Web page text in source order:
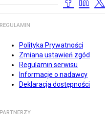
REGULAMIN
Polityka Prywatności
Zmiana ustawień zgód
Regulamin serwisu
Informacje o nadawcy
Deklaracja dostępności
PARTNERZY